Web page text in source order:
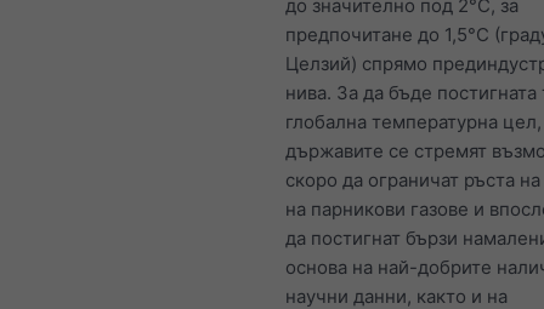
до значително под 2°C, за
предпочитане до 1,5°C
Целзий) спрямо
нива. За да бъде постигната
глобална температурна цел,
държавите се стремят
скоро да ограничат ръста
на парникови газове и
да постигнат бързи
основа на най-добрите
научни данни, както и на